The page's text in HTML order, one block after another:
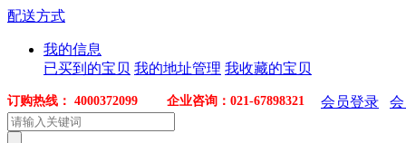
配送方式
我的信息
已买到的宝贝 我的地址管理 我收藏的宝贝
订购热线： 4000372099 企业咨询：021-67898321 会员登录